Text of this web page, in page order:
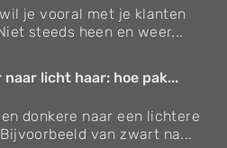
je vooral met je klanten
steeds heen en weer...
naar licht haar: hoe pak...
donkere naar een lichtere
van zwart na...